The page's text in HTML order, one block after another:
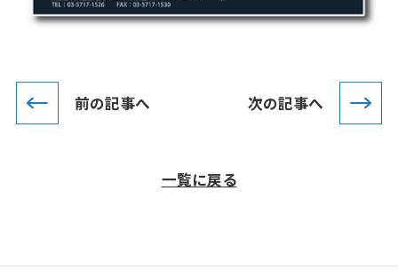
前の記事へ
一覧に戻る
次の記事へ